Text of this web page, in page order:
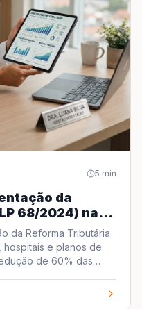
5 min
da
68/2024) na
para 2026
da Reforma Tributária
hospitais e planos de
de 60% das